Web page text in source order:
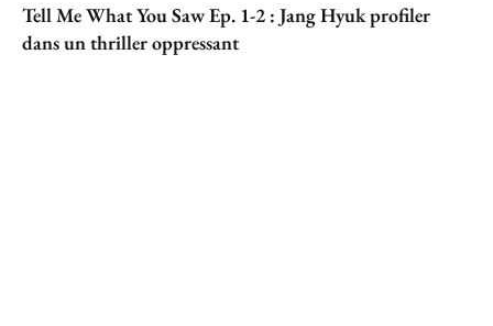
Tell Me What You Saw Ep. 1-2 : Jang Hyuk profiler
dans un thriller oppressant